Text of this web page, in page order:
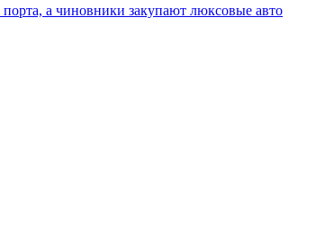
порта, а чиновники закупают люксовые авто